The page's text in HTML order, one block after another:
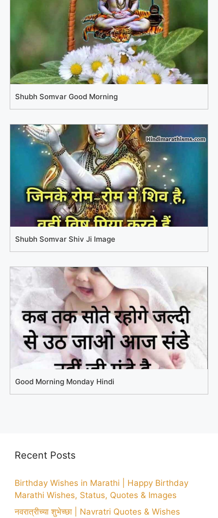
Shubh Somvar Good Morning
Shubh Somvar Shiv Ji Image
Good Morning Monday Hindi
Recent Posts
Birthday Wishes in Marathi | Happy Birthday
Marathi Wishes, Status, Quotes & Images
नवरात्रीच्या शुभेच्छा | Navratri Quotes & Wishes